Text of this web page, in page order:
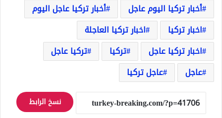
أخبار تركيا اليوم عاجل
أخبار تركيا عاجل اليوم
اخبار تركيا
اخبار تركيا العاجلة
اخبار تركيا عاجل
تركيا
تركيا عاجل
عاجل
عاجل تركيا
نسخ الرابط